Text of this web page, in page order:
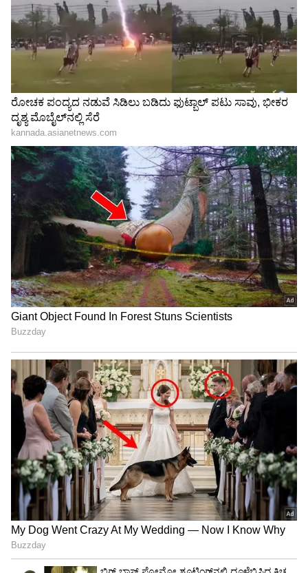
ಮಂತ್ರಿಗಿರಿ ಸಿಗದ್ದಕ್ಕೆ ನೋವಿಲ್ಲ,
ಹೀಗ್ಯಾಕೆ ಮಾಡಿದರೆಂಬ ಬೇಸರ:
ಇಂಡಿ ಶಾಸಕ
ಯಶವಂತರಾಯಗೌಡ ಪಾಟೀಲ
ಮಂತ್ರಿಗಿರಿ ಅಸಮಾಧಾನ ಶಮನಕ್ಕೆ
ಅಖಾಡಕ್ಕಿಳಿದ ಟ್ರಬಲ್ ಶೂಟರ್
ಸಿಎಂ ಡಿ.ಕೆ.ಶಿವಕುಮಾರ್,
ಚಕ್ರಾಯುಧ ಕೆಳಗಿಳಿಸ್ತಾರ ಕೃಷ್ಣಪ್ಪ!
LATEST VIDEOS
"ರಾಜಕೀಯ ಬೇಡ, ಸಿನಿಮಾನೇ ಪ್ರಾಣ":
ಕನಕೋತ್ಸವದಲ್ಲಿ ರಿಷಬ್ ಶೆಟ್ಟಿ | Rishab
Shetty speech | Suvarna News
ಶೇ.50 ರಿಂದ ಶೇ.18 ಕ್ಕೆ TAX ಇಳಿಕೆ: ಮೋದಿ-
ಟ್ರಂಪ್ ಐತಿಹಾಸಿಕ ಒಪ್ಪಂದ | India US
Trade Deal | Party Rounds